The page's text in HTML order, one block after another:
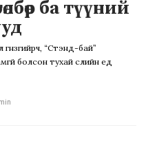
ба түүний
“Стэнд-бай”
болсон тухай сүүлийн үед